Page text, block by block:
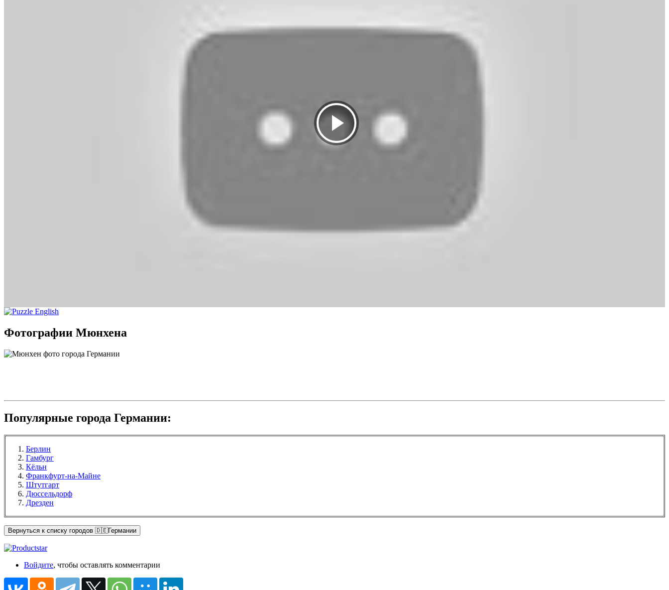
Фотографии Мюнхена
Популярные города Германии:
Берлин
Гамбург
Кёльн
Франкфурт-на-Майне
Штутгарт
Дюссельдорф
Дрезден
Вернуться к списку городов 🇩🇪Германии
Войдите, чтобы оставлять комментарии